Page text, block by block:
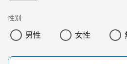
性別
男性 女性